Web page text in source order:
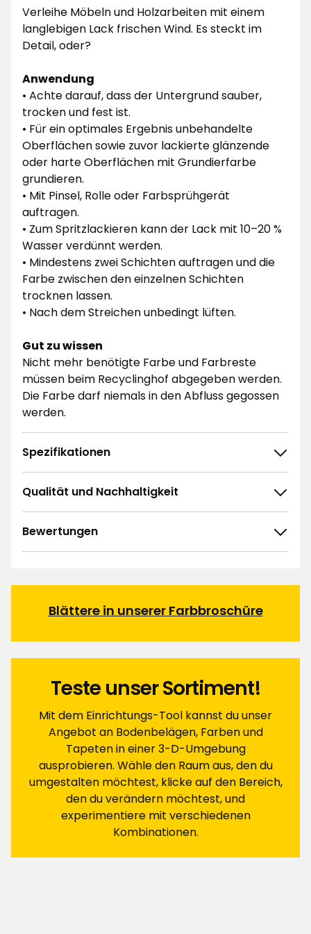
Verleihe Möbeln und Holzarbeiten mit einem
langlebigen Lack frischen Wind. Es steckt im
Detail, oder?
Anwendung
• Achte darauf, dass der Untergrund sauber,
trocken und fest ist.
• Für ein optimales Ergebnis unbehandelte
Oberflächen sowie zuvor lackierte glänzende
oder harte Oberflächen mit Grundierfarbe
grundieren.
• Mit Pinsel, Rolle oder Farbsprühgerät
auftragen.
• Zum Spritzlackieren kann der Lack mit 10–20 %
Wasser verdünnt werden.
• Mindestens zwei Schichten auftragen und die
Farbe zwischen den einzelnen Schichten
trocknen lassen.
• Nach dem Streichen unbedingt lüften.
Gut zu wissen
Nicht mehr benötigte Farbe und Farbreste
müssen beim Recyclinghof abgegeben werden.
Die Farbe darf niemals in den Abfluss gegossen
werden.
Spezifikationen
Qualität und Nachhaltigkeit
Bewertungen
5.0
3 ratings
3 ☆
1 ☆
Sortieren nach
Bewertungen (3)
Gunilla H
Ich bin sehr zufrieden mit der Farbe, sie lässt sich
gut verarbeiten und der Farbton ist perfekt 👍
Übersetzt aus dem Schwedischen
Blättere in unserer Farbbroschüre
Teste unser Sortiment!
Mit dem Einrichtungs-Tool kannst du unser
Angebot an Bodenbelägen, Farben und
Tapeten in einer 3-D-Umgebung
ausprobieren. Wähle den Raum aus, den du
umgestalten möchtest, klicke auf den Bereich,
den du verändern möchtest, und
experimentiere mit verschiedenen
Kombinationen.